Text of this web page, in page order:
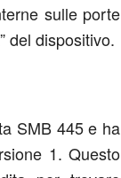
sulle porte
del dispositivo.
SMB 445 e ha
1. Questo